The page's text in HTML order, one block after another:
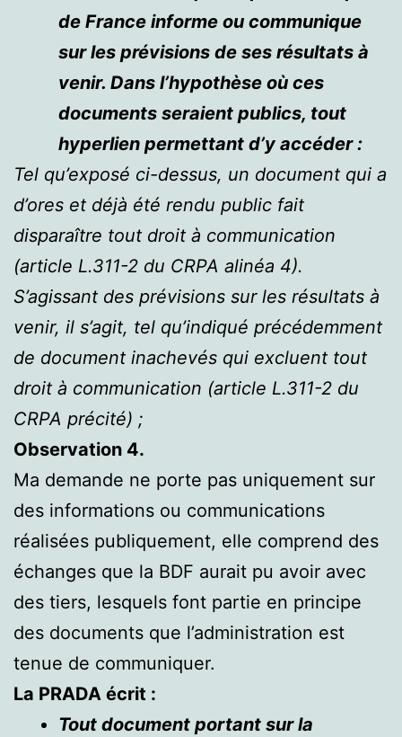
de France informe ou communique
sur les prévisions de ses résultats à
venir. Dans l’hypothèse où ces
documents seraient publics, tout
hyperlien permettant d’y accéder :
Tel qu’exposé ci-dessus, un document qui a
d’ores et déjà été rendu public fait
disparaître tout droit à communication
(article L.311-2 du CRPA alinéa 4).
S’agissant des prévisions sur les résultats à
venir, il s’agit, tel qu’indiqué précédemment
de document inachevés qui excluent tout
droit à communication (article L.311-2 du
CRPA précité) ;
Observation 4.
Ma demande ne porte pas uniquement sur
des informations ou communications
réalisées publiquement, elle comprend des
échanges que la BDF aurait pu avoir avec
des tiers, lesquels font partie en principe
des documents que l’administration est
tenue de communiquer.
La PRADA écrit :
Tout document portant sur la